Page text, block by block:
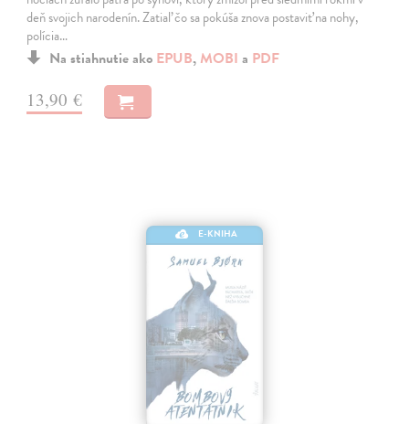
deň svojich narodenín. Zatiaľ čo sa pokúša znova postaviť na nohy,
polícia…
Na stiahnutie ako EPUB, MOBI a PDF
13,90 €
E-KNIHA